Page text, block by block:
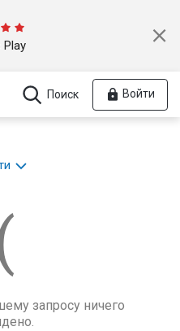
Play
Поиск Войти
запросу ничего